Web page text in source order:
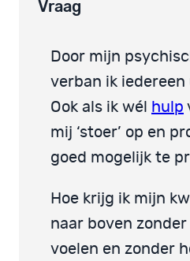
Vraag
Door mijn
verban ik
Ook als ik wél
hulp
mij ‘stoer’ op en
goed mogelijk te
Hoe krijg ik mijn
naar boven
voelen en zonder